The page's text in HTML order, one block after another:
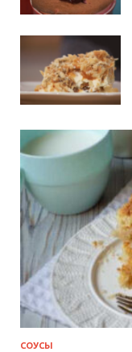
СОУСЫ